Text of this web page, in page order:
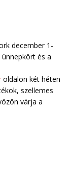
december 1-
és a
oldalon két héten
szellemes
várja a